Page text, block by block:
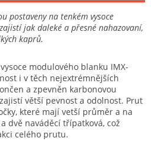
postaveny na tenkém vysoce
jak daleké a přesné nahazovaní,
kaprů.
modulového blanku IMX-
i v těch nejextrémnějších
a zpevněn karbonovou
větší pevnost a odolnost. Prut
které mají vetší průměr a na
dvě naváděcí třípatková, což
celého prutu.